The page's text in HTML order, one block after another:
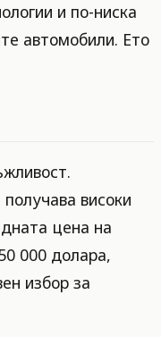
и по-ниска
автомобили. Ето
високи
цена на
000 долара,
избор за